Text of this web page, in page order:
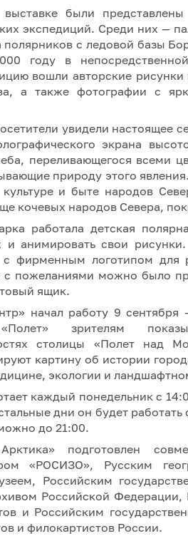
были
экспедиций. Среди них —
с ледовой базы
году в
вошли авторские
а также фотографии с
увидели настоящее
экрана
переливающегося всеми
природу этого
и быте народов
кочевых народов Севера,
работала детская
анимировать свои
с фирменным логотипом для
с пожеланиями можно было
ящик.
начал работу 9
«Полет» зрителям
столицы «Полет над
картину об истории
экологии и
каждый понедельник с
дни он будет
до 21:00.
подготовлен
«РОСИЗО», Русским
Российским
Российской
и Российским
и филокартистов России.